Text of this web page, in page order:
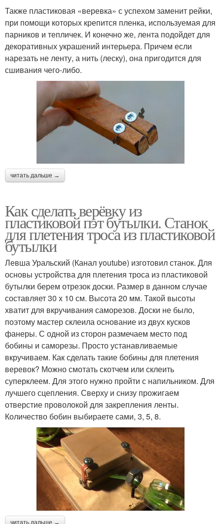
Также пластиковая «веревка» с успехом заменит рейки,
при помощи которых крепится пленка, используемая для
парников и тепличек. И конечно же, лента подойдет для
декоративных украшений интерьера. Причем если
нарезать не ленту, а нить (леску), она пригодится для
сшивания чего-либо.
читать дальше →
Как сделать верёвку из
пластиковой пэт бутылки. Станок
для плетения троса из пластиковой
бутылки
Левша Уральский (Канал youtube) изготовил станок. Для
основы устройства для плетения троса из пластиковой
бутылки берем отрезок доски. Размер в данном случае
составляет 30 x 10 см. Высота 20 мм. Такой высоты
хватит для вкручивания саморезов. Доски не было,
поэтому мастер склеила основание из двух кусков
фанеры. С одной из сторон размечаем место под
бобины и саморезы. Просто устанавливаемые
вкручиваем. Как сделать такие бобины для плетения
веревок? Можно смотать скотчем или склеить
суперклеем. Для этого нужно пройти с напильником. Для
лучшего сцепления. Сверху и снизу прожигаем
отверстие проволокой для закрепления ленты.
Количество бобин выбираете сами, 3, 5, 8.
читать дальше →